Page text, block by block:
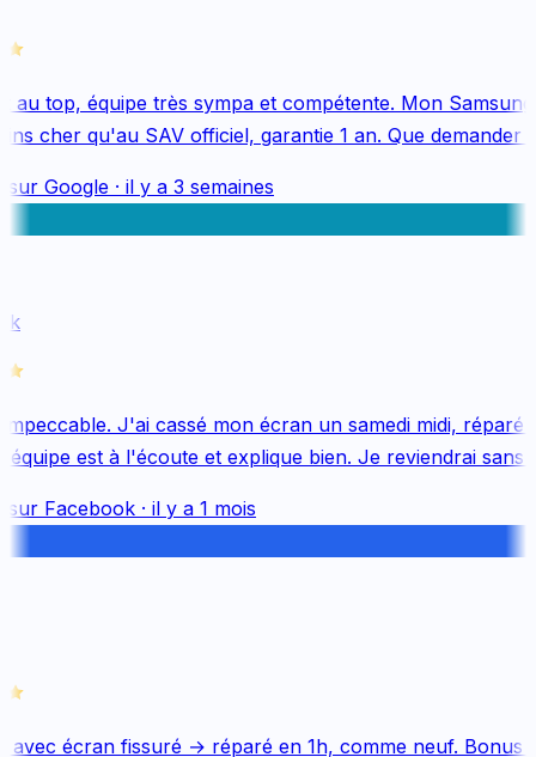
top, équipe très sympa et compétente. Mon Samsung
cher qu'au SAV officiel, garantie 1 an. Que demander
Google· il y a 3 semaines
J'ai cassé mon écran un samedi midi, réparé
est à l'écoute et explique bien. Je reviendrai sans
Facebook· il y a 1 mois
écran fissuré → réparé en 1h, comme neuf. Bonus